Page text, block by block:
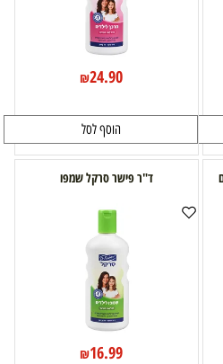
₪24.90
הוסף לסל
ד"ר פישר סרקל שמפו
₪16.99